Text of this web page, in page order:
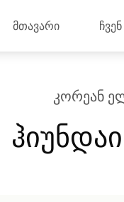
მთავარი
ᲙᲝᲠᲔᲐᲜ